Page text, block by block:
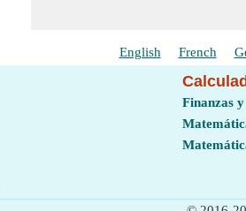
English French
Finanzas